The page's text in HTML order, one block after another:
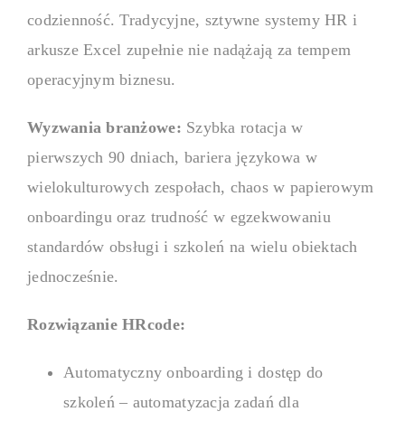
Cele i efektywność
Wyznaczaj cele i rozliczaj ich
organizacji.
Talent management
codzienność. Tradycyjne, sztywne systemy HR i
arkusze Excel zupełnie nie nadążają za tempem
operacyjnym biznesu.
Wyzwania branżowe: Szybka rotacja w
pierwszych 90 dniach, bariera językowa w
wielokulturowych zespołach, chaos w papierowym
onboardingu oraz trudność w egzekwowaniu
standardów obsługi i szkoleń na wielu obiektach
jednocześnie.
Rozwiązanie HRcode:
Automatyczny onboarding i dostęp do
szkoleń – automatyzacja zadań dla